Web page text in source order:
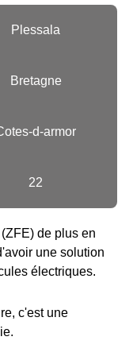
Plessala
Bretagne
d-armor
22
de plus en
une solution
électriques.
c'est une